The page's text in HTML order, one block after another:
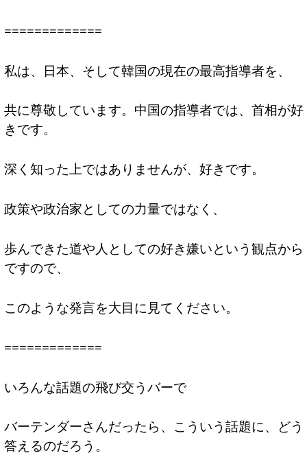
=============
私は、日本、そして韓国の現在の最高指導者を、
共に尊敬しています。中国の指導者では、首相が好
きです。
深く知った上ではありませんが、好きです。
政策や政治家としての力量ではなく、
歩んできた道や人としての好き嫌いという観点から
ですので、
このような発言を大目に見てください。
=============
いろんな話題の飛び交うバーで
バーテンダーさんだったら、こういう話題に、どう
答えるのだろう。